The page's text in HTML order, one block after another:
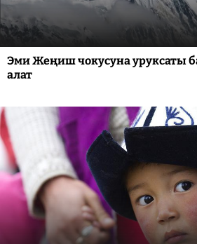
Эми Жеңиш чокусуна уруксаты
алат